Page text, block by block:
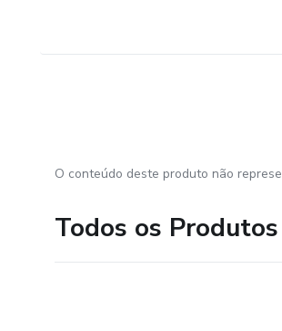
O conteúdo deste produto não
Todos os Produtos